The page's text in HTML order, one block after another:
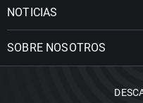
NOTICIAS
SOBRE NOSOTROS